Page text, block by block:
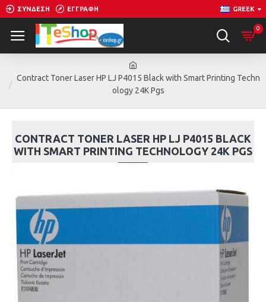
ΣΎΝΔΕΣΗ ΕΓΓΡΑΦΉ GREEK
0
Contract Toner Laser HP LJ P4015 Black with Smart Printing Techn
ology 24K Pgs
CONTRACT TONER LASER HP LJ P4015 BLACK
WITH SMART PRINTING TECHNOLOGY 24K PGS